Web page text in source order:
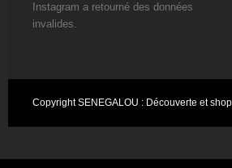
Instagram a retourné des données
invalides.
CopyrightSENEGALOU : Découverte et